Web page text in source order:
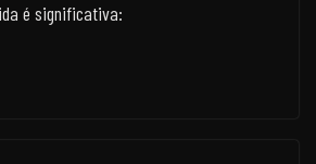
é significativa: